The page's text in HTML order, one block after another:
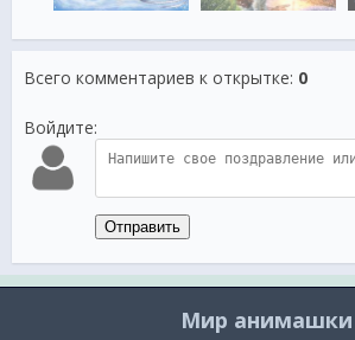
Всего комментариев к открытке: 0
Войдите:
Отправить
Мир анимашки